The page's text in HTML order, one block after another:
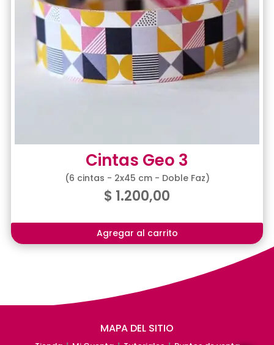
Cintas Geo 3
(6 cintas - 2x45 cm - Doble Faz)
$ 1.200,00
Agregar al carrito
MAPA DEL SITIO